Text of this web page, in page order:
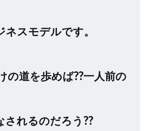
スモデルです。
の道を歩めば??一人前の
されるのだろう??